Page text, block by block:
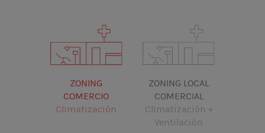
ZONING
COMERCIO
Climatización
ZONING LOCAL
COMERCIAL
Climatización +
Ventilación